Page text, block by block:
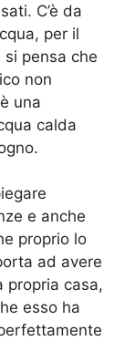
C’è da
per il
pensa che
non
una
calda
e anche
proprio lo
ad avere
propria casa,
esso ha